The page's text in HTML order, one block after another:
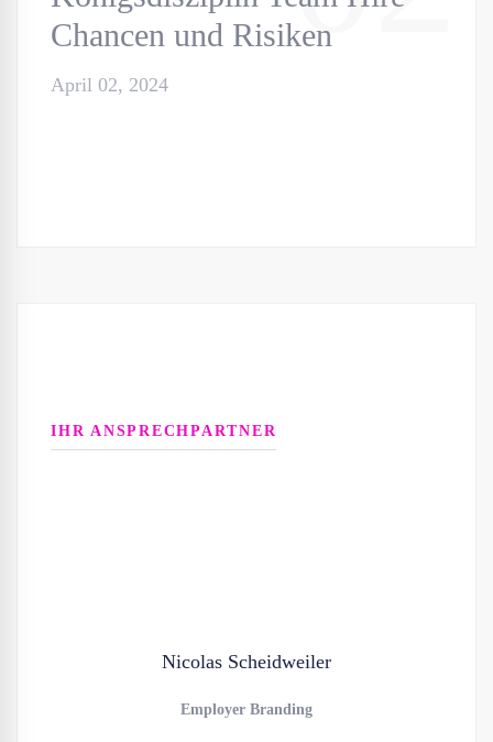
Chancen und Risiken
April 02, 2024
IHR ANSPRECHPARTNER
Nicolas Scheidweiler
Employer Branding